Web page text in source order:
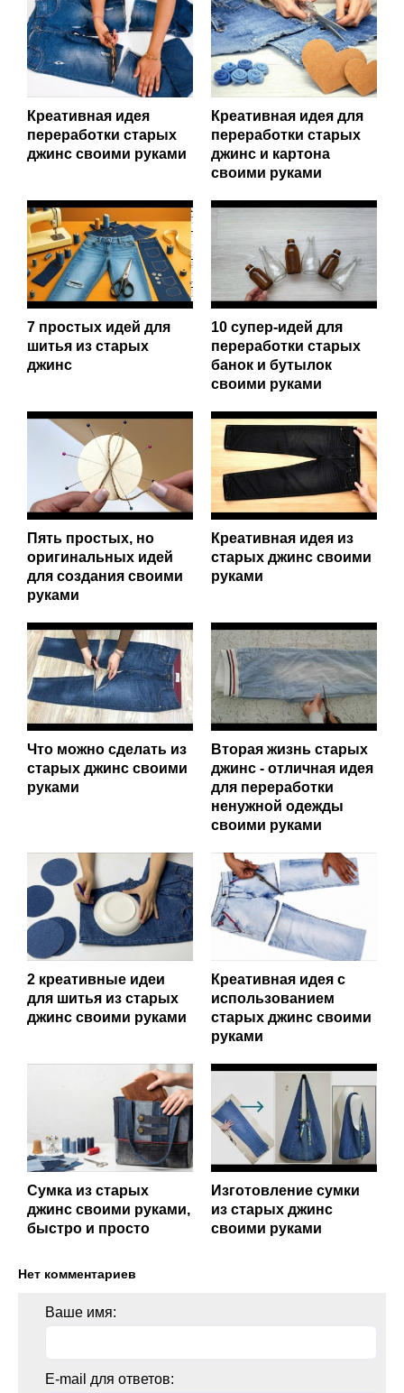
Креативная идея
переработки старых
джинс своими руками
Креативная идея для
переработки старых
джинс и картона
своими руками
7 простых идей для
шитья из старых
джинс
10 супер-идей для
переработки старых
банок и бутылок
своими руками
Пять простых, но
оригинальных идей
для создания своими
руками
Креативная идея из
старых джинс своими
руками
Что можно сделать из
старых джинс своими
руками
Вторая жизнь старых
джинс - отличная идея
для переработки
ненужной одежды
своими руками
2 креативные идеи
для шитья из старых
джинс своими руками
Креативная идея с
использованием
старых джинс своими
руками
Сумка из старых
джинс своими руками,
быстро и просто
Изготовление сумки
из старых джинс
своими руками
Нет комментариев
Ваше имя:
E-mail для ответов: